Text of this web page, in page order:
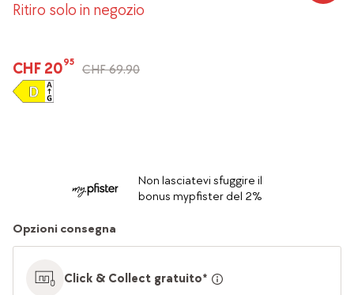
Ritiro solo in negozio
CHF 2095
CHF 69.90
Non lasciatevi sfuggire il
bonus mypfister del 2%
Opzioni consegna
Click & Collect gratuito*